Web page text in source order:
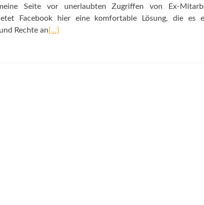
Seite vor unerlaubten Zugriffen von Ex-
Facebook hier eine komfortable Lösung, die es
Rechte an […]